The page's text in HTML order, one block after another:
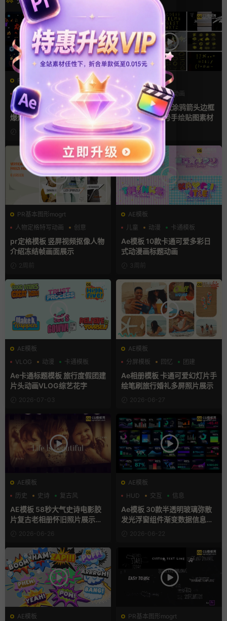
FCPX发生器
卡通模板
图形动画
手绘风
FCPX插件 58组2D手绘Flash
爆炸火焰能量特效
FCPX发生器
叠加素材
图形动画
手绘风
fcpx插件 135款涂鸦箭头边框
线条数字母符号手绘贴图素材
2周前
PR基本图形mogrt
人物定格特写动画
创意
动态海报
pr定格模板 竖屏视频抠像人物
介绍冻结帧画面展示
2周前
AE模板
儿童
动漫 卡通模板
Ae模板 10款卡通可爱多彩日
式动漫画标题动画
3周前
AE模板
VLOG
动漫 卡通模板
Ae卡通标题模板 旅行度假团建
片头动画VLOG综艺花字
2026-07-03
AE模板
分屏模板
回忆 团建
Ae相册模板 卡通可爱幻灯片手
绘笔刷旅行婚礼多屏照片展示
2026-06-27
AE模板
历史
史诗 复古风
AE模板 58秒大气史诗电影胶
片复古老相册怀旧照片展示动
2026-06-26
AE模板
HUD
交互 信息
Ae模板 30款半透明玻璃弥散
发光浮窗组件渐变数据信息图
2026-06-22
AE模板
PR基本图形mogrt